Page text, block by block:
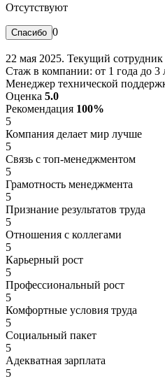
Отсутствуют
0
22 мая 2025. Текущий сотрудник
Стаж в компании: от 1 года до 3
Менеджер технической
Оценка 5.0
Рекомендация 100%
5
Компания делает мир лучше
5
Связь с топ-менеджментом
5
Грамотность менеджмента
5
Признание результатов труда
5
Отношения с коллегами
5
Карьерный рост
5
Профессиональный рост
5
Комфортные условия труда
5
Социальный пакет
5
Адекватная зарплата
5